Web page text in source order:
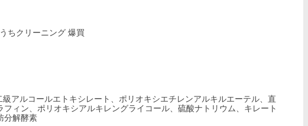
ちクリーニング 爆買
ルコールエトキシレート、ポリオキシエチレンアルキルエーテル、直
ィン、ポリオキシアルキレングライコール、硫酸ナトリウム、キレート
分解酵素